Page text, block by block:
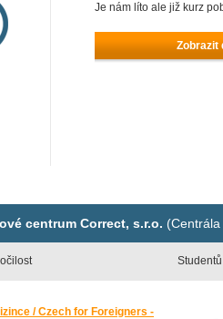
Je nám líto ale již kurz
Zobrazit
centrum Correct, s.r.o.
Studentů
/ Czech for Foreigners -